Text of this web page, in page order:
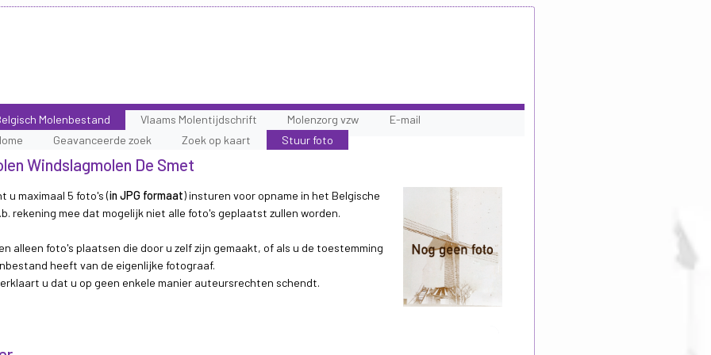
Molenbestand
Geavanceerde zoek Zoek op kaart Stuur foto
Vlaams Molentijdschrift Molenzorg vzw E-mail
Windslagmolen De Smet
u maximaal 5 foto's (in JPG formaat) insturen voor opname in het Belgische
rekening mee dat mogelijk niet alle foto's geplaatst zullen worden.
alleen foto's plaatsen die door u zelf zijn gemaakt, of als u de toestemming
heeft van de eigenlijke fotograaf.
u dat u op geen enkele manier auteursrechten schendt.